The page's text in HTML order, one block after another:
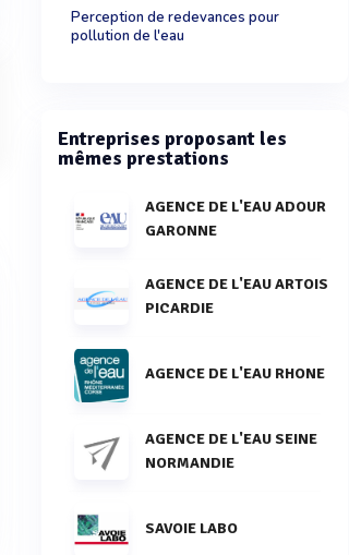
Perception de redevances pour
pollution de l'eau
Entreprises proposant les
mêmes prestations
AGENCE DE L'EAU ADOUR
GARONNE
AGENCE DE L'EAU ARTOIS
PICARDIE
AGENCE DE L'EAU RHONE
AGENCE DE L'EAU SEINE
NORMANDIE
SAVOIE LABO